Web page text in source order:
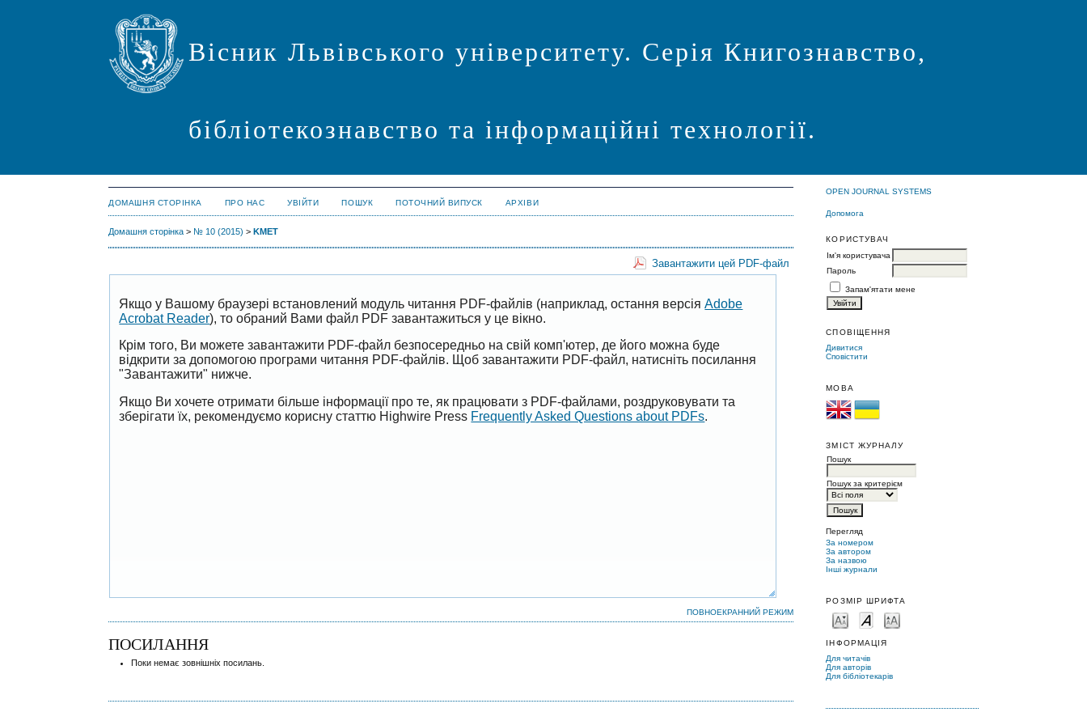
Вісник Львівського університету. Серія Книгознавство,
бібліотекознавство та інформаційні технології.
OPEN JOURNAL SYSTEMS
Допомога
КОРИСТУВАЧ
Ім'я користувача
Пароль
Запам'ятати мене
СПОВІЩЕННЯ
Дивитися
Сповістити
МОВА
ЗМІСТ ЖУРНАЛУ
Пошук
Пошук за критерієм
Перегляд
За номером
За автором
За назвою
Інші журнали
РОЗМІР ШРИФТА
ІНФОРМАЦІЯ
Для читачів
Для авторів
Для бібліотекарів
ДОМАШНЯ СТОРІНКА ПРО НАС УВІЙТИ ПОШУК ПОТОЧНИЙ ВИПУСК АРХІВИ
Домашня сторінка > № 10 (2015) >KMET
Завантажити цей PDF-файл
Якщо у Вашому браузері встановлений модуль читання PDF-файлів (наприклад, остання версіяAdobe
Acrobat Reader), то обраний Вами файл PDF завантажиться у це вікно.
Крім того, Ви можете завантажити PDF-файл безпосередньо на свій комп'ютер, де його можна буде
відкрити за допомогою програми читання PDF-файлів. Щоб завантажити PDF-файл, натисніть посилання
"Завантажити" нижче.
Якщо Ви хочете отримати більше інформації про те, як працювати з PDF-файлами, роздруковувати та
зберігати їх, рекомендуємо корисну статтю Highwire Press Frequently Asked Questions about PDFs.
ПОВНОЕКРАННИЙ РЕЖИМ
ПОСИЛАННЯ
Поки немає зовнішніх посилань.